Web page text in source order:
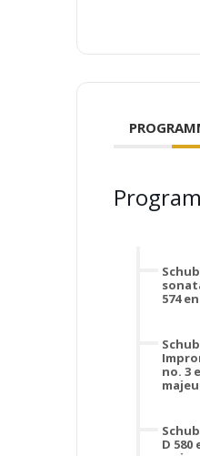
574
no. 3
D 580